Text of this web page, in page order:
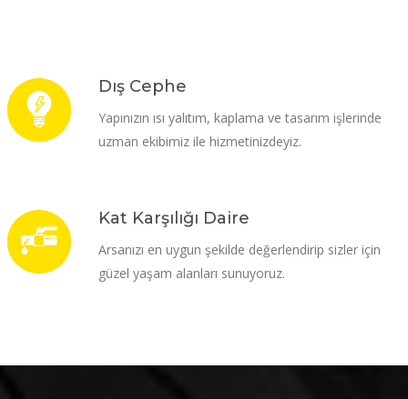
Dış Cephe
Yapınızın ısı yalıtım, kaplama ve tasarım işlerinde
uzman ekibimiz ile hizmetinizdeyiz.
Kat Karşılığı Daire
Arsanızı en uygun şekilde değerlendirip sizler için
güzel yaşam alanları sunuyoruz.